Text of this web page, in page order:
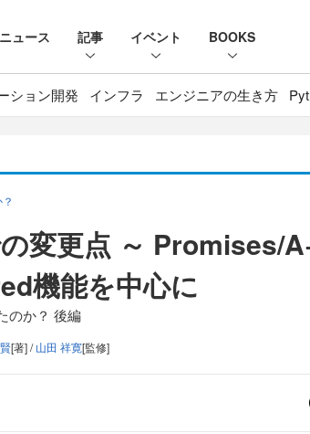
ニュース 記事 イベント BOOKS
ション開発 インフラ エンジニアの生き方
変更点 ～ Promises/
機能を中心に
のか？ 後編
[著] /山田 祥寛[監修]